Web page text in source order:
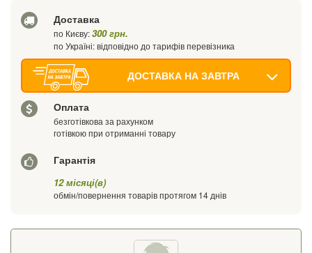
Доставка
по Києву:300 грн.
по Україні: відповідно до тарифів перевізника
ДОСТАВКА НА ЗАВТРА
Оплата
безготівкова за рахунком
готівкою при отриманні товару
Гарантія
12 місяці(в)
обмін/повернення товарів протягом 14 днів